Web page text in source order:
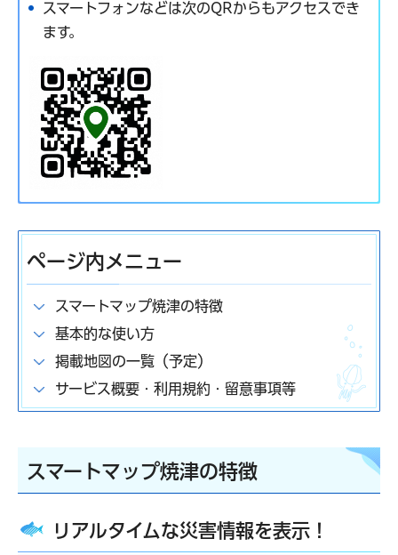
スマートフォンなどは次のQRからもアクセスでき
ます。
ページ内メニュー
スマートマップ焼津の特徴
基本的な使い方
掲載地図の一覧（予定）
サービス概要・利用規約・留意事項等
スマートマップ焼津の特徴
リアルタイムな災害情報を表示！